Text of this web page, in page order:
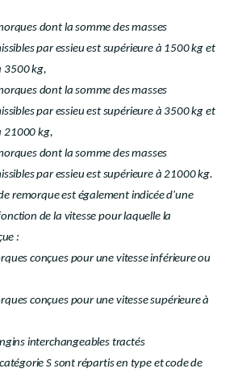
dont la somme des masses
par essieu est supérieure à 1500 kg et
3500 kg,
dont la somme des masses
par essieu est supérieure à 3500 kg et
21000 kg,
dont la somme des masses
par essieu est supérieure à 21000 kg.
remorque est également indicée d'une
de la vitesse pour laquelle la
:
conçues pour une vitesse inférieure ou
conçues pour une vitesse supérieure à
interchangeables tractés
S sont répartis en type et code de